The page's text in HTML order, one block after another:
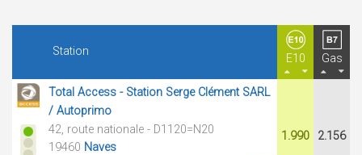
Station
E10 Gas
Total Access - Station Serge Clément SARL
/ Autoprimo
42, route nationale - D1120=N20
19460 Naves
1.990 2.156